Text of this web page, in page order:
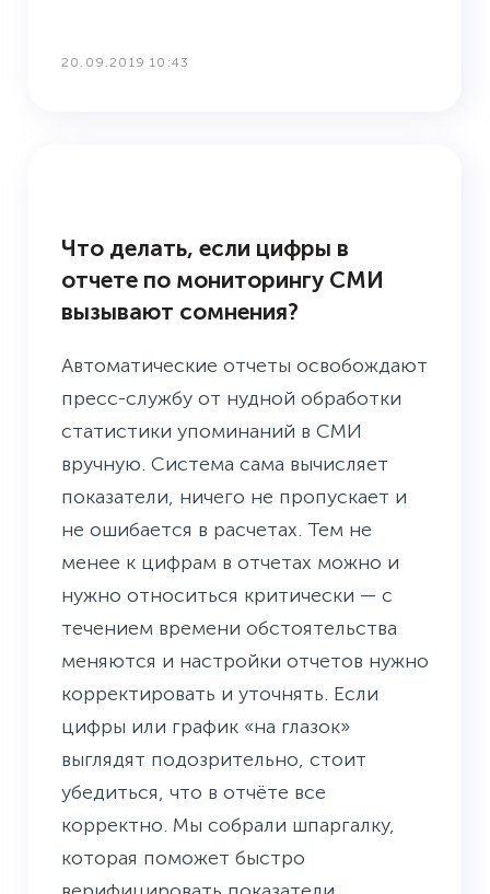
20.09.2019 10:43
Что делать, если цифры в
отчете по мониторингу СМИ
вызывают сомнения?
Автоматические отчеты освобождают
пресс-службу от нудной обработки
статистики упоминаний в СМИ
вручную. Система сама вычисляет
показатели, ничего не пропускает и
не ошибается в расчетах. Тем не
менее к цифрам в отчетах можно и
нужно относиться критически — с
течением времени обстоятельства
меняются и настройки отчетов нужно
корректировать и уточнять. Если
цифры или график «на глазок»
выглядят подозрительно, стоит
убедиться, что в отчёте все
корректно. Мы собрали шпаргалку,
которая поможет быстро